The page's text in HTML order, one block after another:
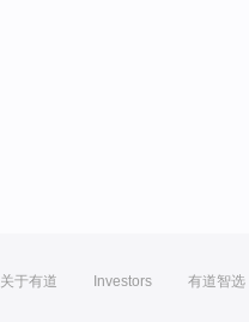
关于有道 Investors 有道智选